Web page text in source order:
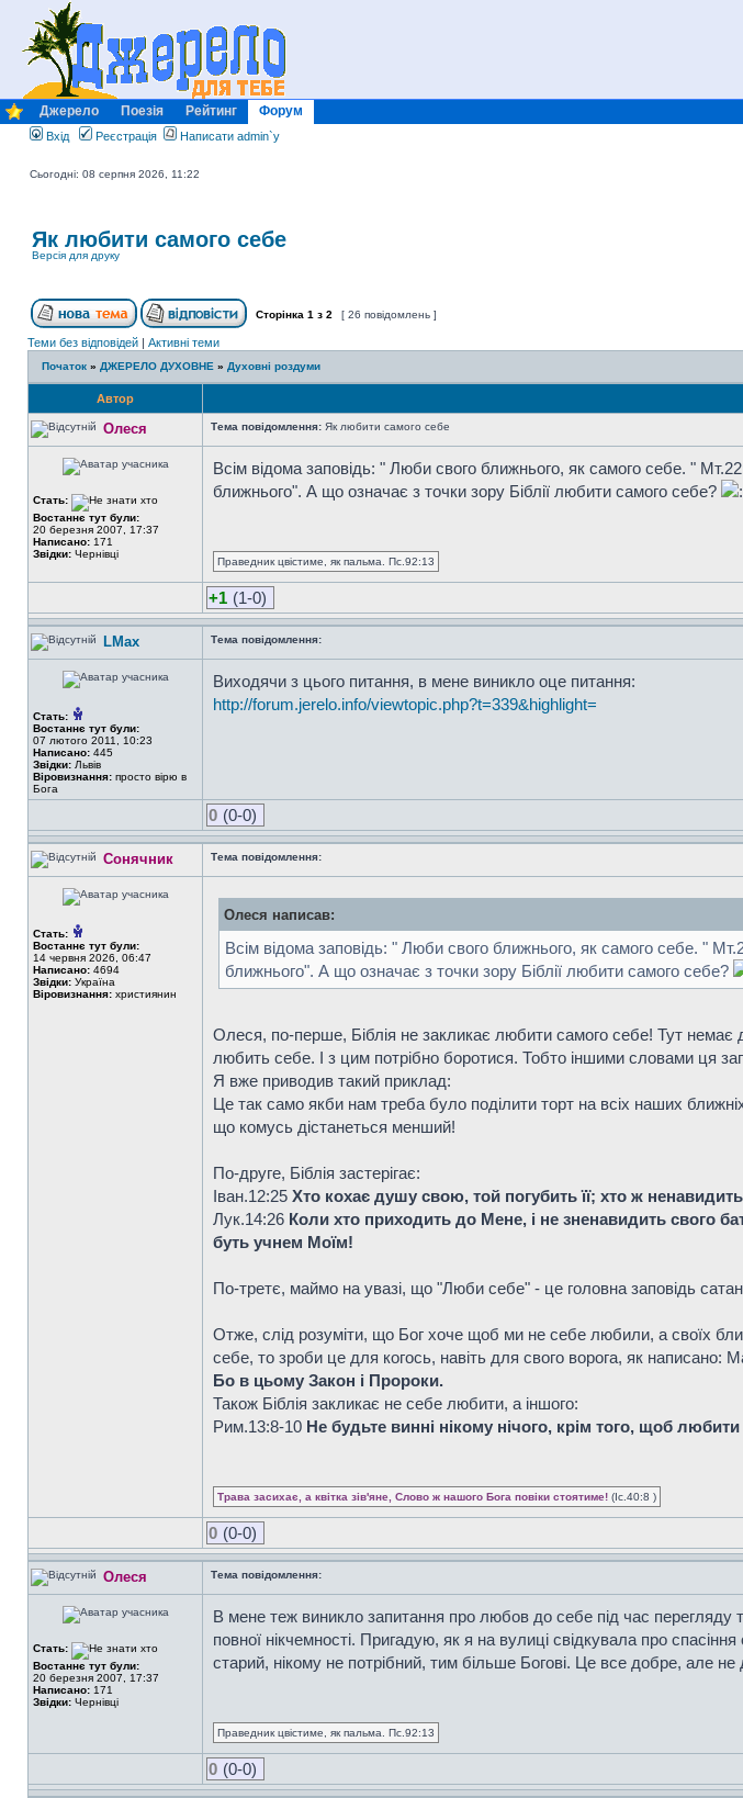
Джерело Поезія Рейтинг Форум
Вхід Реєстрація Написати admin`у
Сьогодні: 08 серпня 2026, 11:22
Як любити самого себе
Версія для друку
Сторінка 1 з 2 [ 26 повідомлень ]
Теми без відповідей | Активні теми
Початок » ДЖЕРЕЛО ДУХОВНЕ » Духовні роздуми
Автор
Олеся Тема повідомлення: Як любити самого себе
Стать:
Востаннє тут були:
20 березня 2007, 17:37
Написано: 171
Звідки: Чернівці
Всім відома заповідь: " Люби свого ближнього, як самого себе. "
ближнього". А що означає з точки зору Біблії любити самого себе?
Праведник цвістиме, як пальма. Пс.92:13
+1 (1-0)
LMax Тема повідомлення:
Стать:
Востаннє тут були:
07 лютого 2011, 10:23
Написано: 445
Звідки: Львів
Віровизнання: просто вірю в
Бога
Виходячи з цього питання, в мене виникло оце питання:
http://forum.jerelo.info/viewtopic.php?t=339&highlight=
0 (0-0)
Сонячник Тема повідомлення:
Стать:
Востаннє тут були:
14 червня 2026, 06:47
Написано: 4694
Звідки: Україна
Віровизнання: християнин
Олеся написав:
Всім відома заповідь: " Люби свого ближнього, як самого себе. "
ближнього". А що означає з точки зору Біблії любити самого себе?
Олеся, по-перше, Біблія не закликає любити самого себе! Тут
любить себе. І з цим потрібно боротися. Тобто іншими словами ця
Я вже приводив такий приклад:
Це так само якби нам треба було поділити торт на всіх наших
що комусь дістанеться менший!
По-друге, Біблія застерігає:
Iван.12:25 Хто кохає душу свою, той погубить її; хто ж
Лук.14:26 Коли хто приходить до Мене, і не зненавидить свого
буть учнем Моїм!
По-третє, маймо на увазі, що "Люби себе" - це головна заповідь
Отже, слід розуміти, що Бог хоче щоб ми не себе любили, а своїх
себе, то зроби це для когось, навіть для свого ворога, як написано:
Бо в цьому Закон і Пророки.
Також Біблія закликає не себе любити, а іншого:
Рим.13:8-10 Не будьте винні нікому нічого, крім того, щоб
Трава засихає, а квітка зів'яне, Слово ж нашого Бога повіки стоятиме! (Іс.40:8 )
0 (0-0)
Олеся Тема повідомлення:
Стать:
Востаннє тут були:
20 березня 2007, 17:37
Написано: 171
Звідки: Чернівці
В мене теж виникло запитання про любов до себе під час
повної нікчемності. Пригадую, як я на вулиці свідкувала про
старий, нікому не потрібний, тим більше Богові. Це все добре, але не
Праведник цвістиме, як пальма. Пс.92:13
0 (0-0)